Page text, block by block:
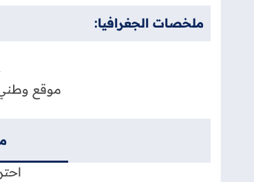
ملخصات الجغرافيا:
موقع وطني